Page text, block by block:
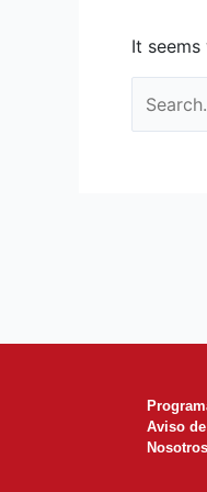
It seems
Aviso
Nosotros